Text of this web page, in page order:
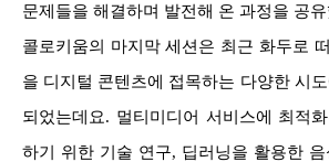
문제들을 해결하며 발전해 온 과정을 공
콜로키움의 마지막 세션은 최근 화두로
을 디지털 콘텐츠에 접목하는 다양한 시
되었는데요. 멀티미디어 서비스에 최적
하기 위한 기술 연구, 딥러닝을 활용한 음